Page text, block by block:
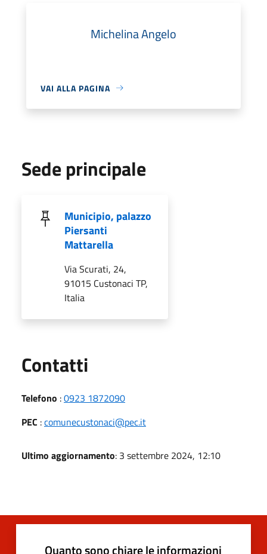
Michelina Angelo
VAI ALLA PAGINA
Sede principale
Municipio, palazzo
Piersanti
Mattarella
Via Scurati, 24,
91015 Custonaci TP,
Italia
Contatti
Telefono :0923 1872090
PEC :comunecustonaci@pec.it
Ultimo aggiornamento: 3 settembre 2024, 12:10
Quanto sono chiare le informazioni